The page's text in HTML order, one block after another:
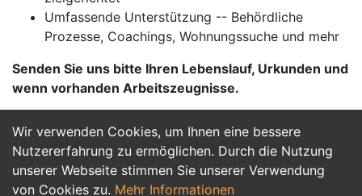
Wir verwenden Cookies, um Ihnen eine bessere
Nutzererfahrung zu ermöglichen. Durch die Nutzung
unserer Webseite stimmen Sie unserer Verwendung
von Cookies zu. Mehr Informationen
Umfassende Unterstützung -- Behördliche
Prozesse, Coachings, Wohnungssuche und mehr
Senden Sie uns bitte Ihren Lebenslauf, Urkunden und
wenn vorhanden Arbeitszeugnisse.
Jetzt Bewerben